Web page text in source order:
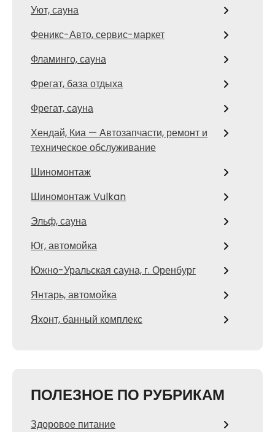
Уют, сауна
Феникс-Авто, сервис-маркет
Фламинго, сауна
Фрегат, база отдыха
Фрегат, сауна
Хендай, Киа — Автозапчасти, ремонт и
техническое обслуживание
Шиномонтаж
Шиномонтаж Vulkan
Эльф, сауна
Юг, автомойка
Южно-Уральская сауна, г. Оренбург
Янтарь, автомойка
Яхонт, банный комплекс
ПОЛЕЗНОЕ ПО РУБРИКАМ
Здоровое питание